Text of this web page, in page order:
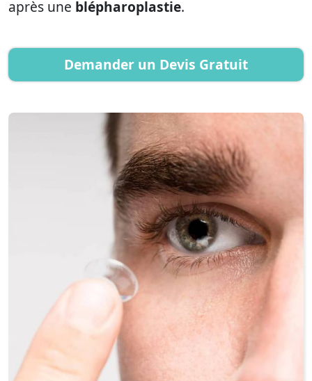
après une blépharoplastie.
Demander un Devis Gratuit